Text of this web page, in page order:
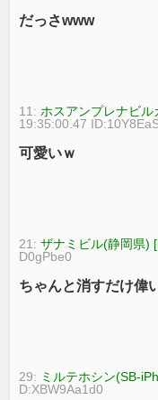
だっさwww
11: ホスアンプレナビ
19:35:00.47
可愛いｗ
21:ザナミビル(静岡県)
D0gPbe0
ちゃんと消すだけ偉
29: ミルテホシン(SB-
D:XBW9Aa1d0